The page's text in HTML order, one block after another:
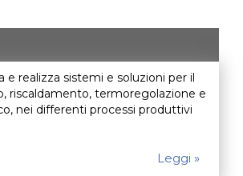
e realizza sistemi e soluzioni per il
riscaldamento, termoregolazione e
nei differenti processi produttivi
Leggi »